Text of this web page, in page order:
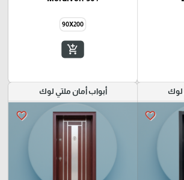
90X200
add_shopping_cart
لوك
favorite_border
أبواب أمان ملتي لوك
favorite_border